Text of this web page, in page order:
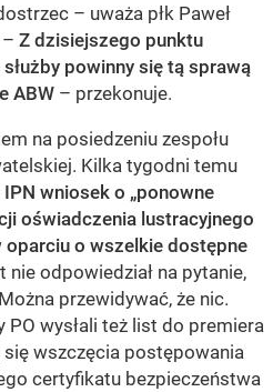
– uważa płk Paweł
– Z dzisiejszego punktu
powinny się tą sprawą
ABW – przekonuje.
na posiedzeniu zespołu
Kilka tygodni temu
wniosek o „ponowne
oświadczenia lustracyjnego
o wszelkie dostępne
nie odpowiedział na pytanie,
przewidywać, że nic.
wysłali też list do premiera
wszczęcia postępowania
certyfikatu bezpieczeństwa